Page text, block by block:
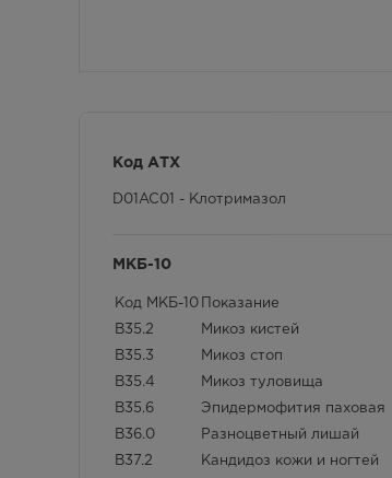
Код АТХ
D01AC01 - Клотримазол
МКБ-10
Код МКБ-10 Показание
B35.2 Микоз кистей
B35.3 Микоз стоп
B35.4 Микоз туловища
B35.6 Эпидермофития паховая
B36.0 Разноцветный лишай
B37.2 Кандидоз кожи и ногтей